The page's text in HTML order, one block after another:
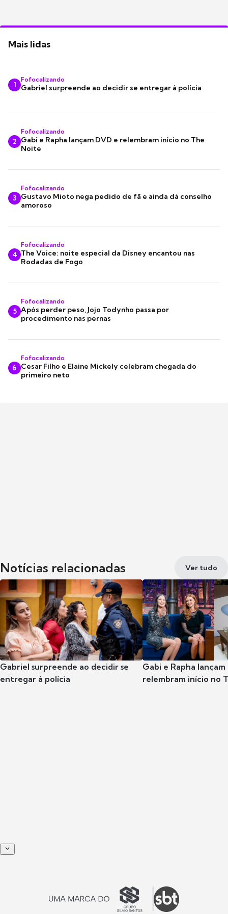
Mais lidas
1
Fofocalizando
Gabriel surpreende ao decidir se entregar à polícia
2
Fofocalizando
Gabi e Rapha lançam DVD e relembram início no The
Noite
3
Fofocalizando
Gustavo Mioto nega pedido de fã e ainda dá conselho
amoroso
4
Fofocalizando
The Voice: noite especial da Disney encantou nas
Rodadas de Fogo
5
Fofocalizando
Após perder peso, Jojo Todynho passa por
procedimento nas pernas
6
Fofocalizando
Cesar Filho e Elaine Mickely celebram chegada do
primeiro neto
Notícias relacionadas Ver tudo
Gabriel surpreende ao decidir se
entregar à polícia
Gabi e Rapha
relembram início no